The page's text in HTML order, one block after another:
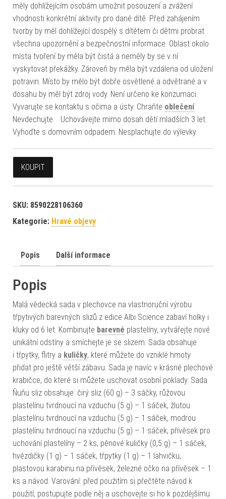
měly dohlížejícím osobám umožnit posouzení a zvážení
vhodnosti konkrétní aktivity pro dané dítě. Před zahájením
tvorby by měl dohlížející dospělý s dítětem či dětmi probrat
všechna upozornění a bezpečnostní informace. Oblast okolo
místa tvoření by měla být čistá a neměly by se v ní
vyskytovat překážky. Zároveň by měla být vzdálena od uložení
potravin. Místo by mělo být dobře osvětlené a odvětrané a v
dosahu by měl být zdroj vody. Není určeno ke konzumaci.
Vyvarujte se kontaktu s očima a ústy. Chraňte oblečení.
Nevdechujte. Uchovávejte mimo dosah dětí mladších 3 let.
Vyhoďte s domovním odpadem. Nesplachujte do výlevky.
KOUPIT
SKU: 8590228106360
Kategorie: Hravé objevy
Popis Další informace
Popis
Malá vědecká sada v plechovce na vlastnoruční výrobu
třpytivých barevných slizů z edice Albi Science zabaví holky i
kluky od 6 let. Kombinujte barevné plastelíny, vytvářejte nové
unikátní odstíny a smíchejte je se slizem. Sada obsahuje
i třpytky, flitry a kuličky, které můžete do vzniklé hmoty
přidat pro ještě větší zábavu. Sada je navíc v krásné plechové
krabičce, do které si můžete uschovat osobní poklady. Sada
Ňuňu sliz obsahuje: čirý sliz (60 g) – 3 sáčky, růžovou
plastelínu tvrdnoucí na vzduchu (5 g) – 1 sáček, žlutou
plastelínu tvrdnoucí na vzduchu (5 g) – 1 sáček, modrou
plastelínu tvrdnoucí na vzduchu (5 g) – 1 sáček, přívěsek pro
uchování plastelíny – 2 ks, pěnové kuličky (0,5 g) – 1 sáček,
hvězdičky (1 g) – 1 sáček, třpytky (1 g) – 1 lahvičku,
plastovou karabinu na přívěsek, železné očko na přívěsek – 1
ks a návod. Varování: před použitím si přečtěte návod k
použití, postupujte podle něj a uschovejte si ho k pozdějšímu